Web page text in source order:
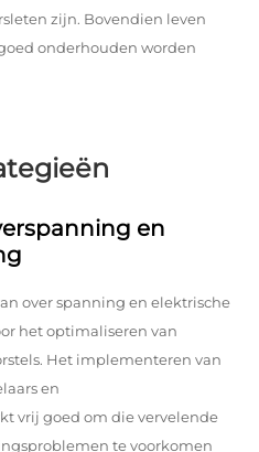
zijn. Bovendien leven
onderhouden worden
en
over spanning en elektrische
het optimaliseren van
Het implementeren van
en
vrij goed om die vervelende
te voorkomen